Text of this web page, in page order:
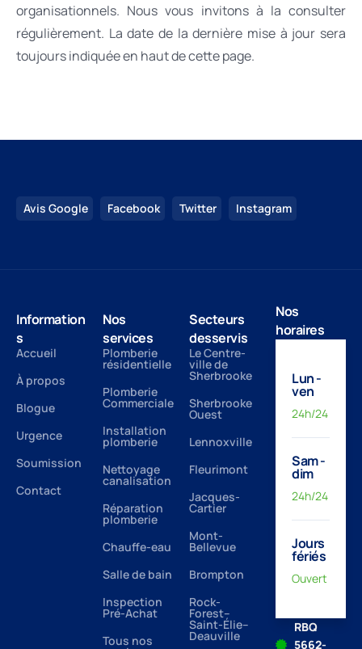
organisationnels. Nous vous invitons à la consulter
régulièrement. La date de la dernière mise à jour sera
toujours indiquée en haut de cette page.
Avis Google Facebook Twitter Instagram
Information
s
Accueil
À propos
Blogue
Urgence
Soumission
Contact
Nos
services
Plomberie
résidentielle
Plomberie
Commerciale
Installation
plomberie
Nettoyage
canalisation
Réparation
plomberie
Chauffe-eau
Salle de bain
Inspection
Pré-Achat
Tous nos
Secteurs
desservis
Le Centre-
ville de
Sherbrooke
Sherbrooke
Ouest
Lennoxville
Fleurimont
Jacques-
Cartier
Mont-
Bellevue
Brompton
Rock-
Forest–
Saint-Élie–
Deauville
Nos
horaires
Lun -
ven
24h/24
Sam -
dim
24h/24
Jours
fériés
Ouvert
RBQ
5662-